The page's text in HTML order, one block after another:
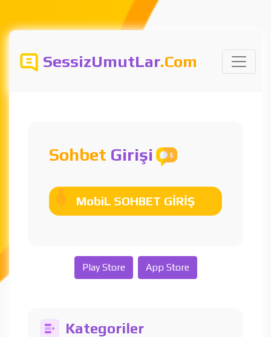
SessizUmutLar.Com
Sohbet Girişi
MobiL SOHBET GİRİŞ
Play Store App Store
Kategoriler